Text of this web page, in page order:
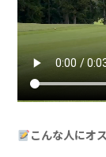
こんな人にオ